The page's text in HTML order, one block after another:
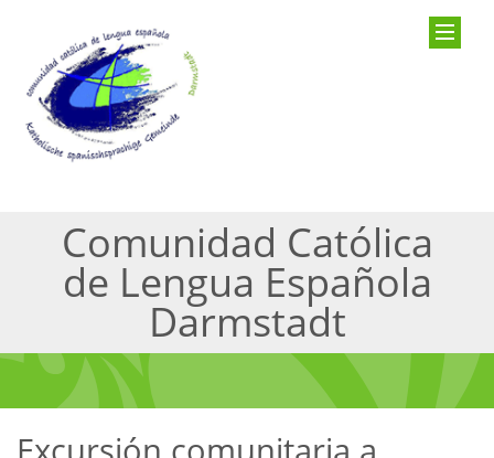
Comunidad Católica
de Lengua Española
Darmstadt
Excursión comunitaria a